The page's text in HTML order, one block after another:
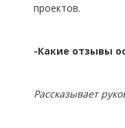
проектов.
-Какие отзывы
Рассказывает